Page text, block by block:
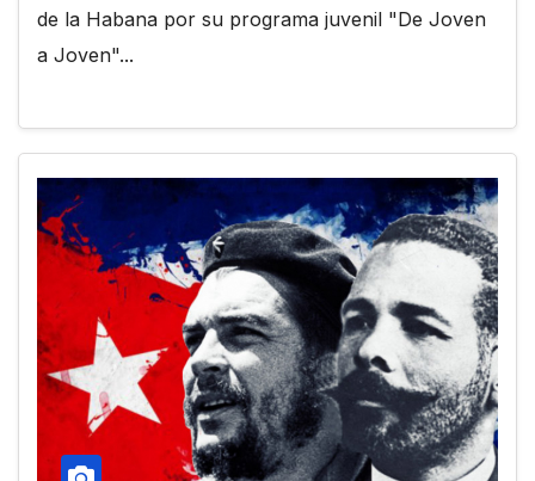
de la Habana por su programa juvenil "De Joven
a Joven"...